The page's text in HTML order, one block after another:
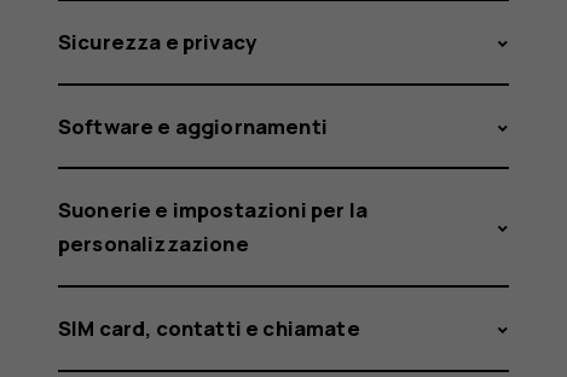
Sicurezza e privacy
Software e aggiornamenti
Suonerie e impostazioni per la
personalizzazione
SIM card, contatti e chiamate